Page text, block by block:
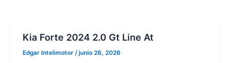
Kia Forte 2024 2.0 Gt Line At
Edgar Intelimotor/junio 26, 2026